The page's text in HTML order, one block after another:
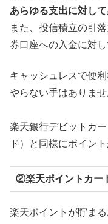
あらゆる支出に対し
また、投信積立の引
券口座への入金に対
キャッシュレスで便
やらない手はありませ
楽天銀行デビットカ
ド）と同様にポイント
②楽天ポイントカー
楽天ポイントが貯ま